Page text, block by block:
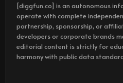
[diggfun.co] is an autonomous
operate with complete
partnership, sponsorship, or
developers or corporate brands
editorial content is strictly for
harmony with public data